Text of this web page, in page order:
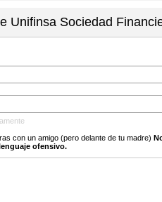
Unifinsa Sociedad
con un amigo (pero delante de tu madre) No
ofensivo.